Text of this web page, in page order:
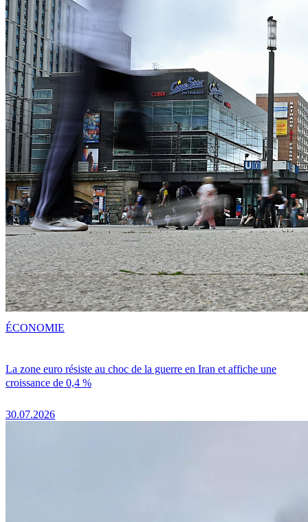
La zone euro résiste au choc de la guerre en Iran et affiche une
croissance de 0,4 %
30.07.2026
ÉCONOMIE